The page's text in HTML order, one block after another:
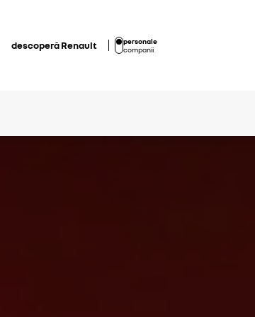
descoperă Renault
personale
companii